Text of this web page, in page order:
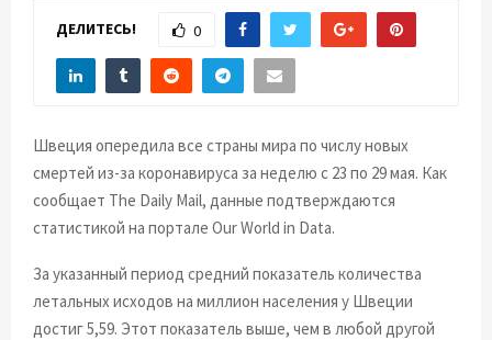
ДЕЛИТЕСЬ! 0
Швеция опередила все страны мира по числу новых
смертей из-за коронавируса за неделю с 23 по 29 мая. Как
сообщает The Daily Mail, данные подтверждаются
статистикой на портале Our World in Data.
За указанный период средний показатель количества
летальных исходов на миллион населения у Швеции
достиг 5,59. Этот показатель выше, чем в любой другой